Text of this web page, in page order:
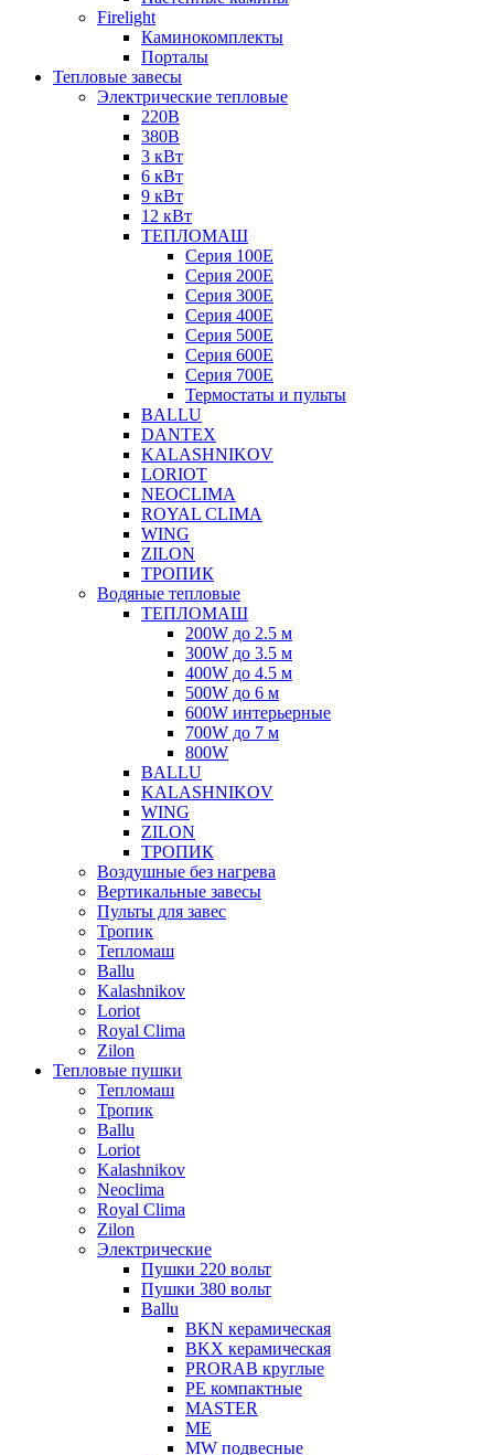
Firelight
Каминокомплекты
Порталы
Тепловые завесы
Электрические тепловые
220В
380В
3 кВт
6 кВт
9 кВт
12 кВт
ТЕПЛОМАШ
Серия 100E
Серия 200E
Серия 300E
Серия 400E
Серия 500E
Серия 600E
Серия 700E
Термостаты и пульты
BALLU
DANTEX
KALASHNIKOV
LORIOT
NEOCLIMA
ROYAL CLIMA
WING
ZILON
ТРОПИК
Водяные тепловые
ТЕПЛОМАШ
200W до 2.5 м
300W до 3.5 м
400W до 4.5 м
500W до 6 м
600W интерьерные
700W до 7 м
800W
BALLU
KALASHNIKOV
WING
ZILON
ТРОПИК
Воздушные без нагрева
Вертикальные завесы
Пульты для завес
Тропик
Тепломаш
Ballu
Kalashnikov
Loriot
Royal Clima
Zilon
Тепловые пушки
Тепломаш
Тропик
Ballu
Loriot
Kalashnikov
Neoclima
Royal Clima
Zilon
Электрические
Пушки 220 вольт
Пушки 380 вольт
Ballu
BKN керамическая
BKX керамическая
PRORAB круглые
PE компактные
MASTER
МЕ
MW подвесные